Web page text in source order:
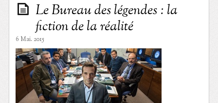
Le Bureau des légendes : la
fiction de la réalité
6 Mai. 2015